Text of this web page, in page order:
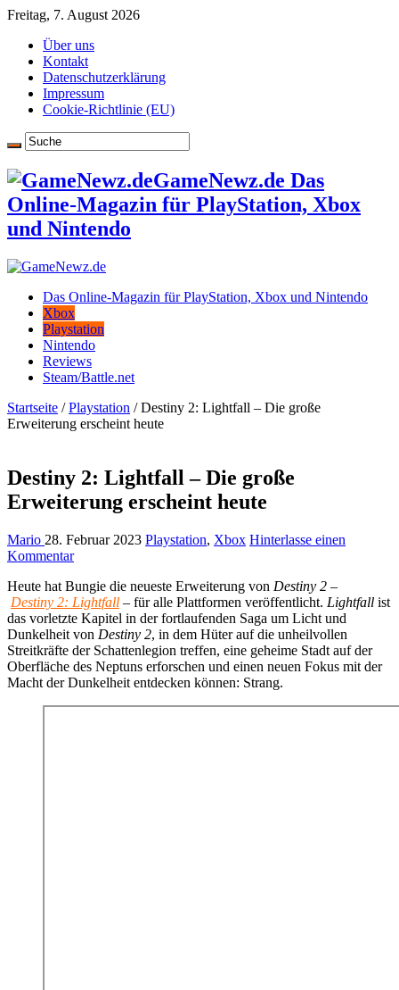
Freitag, 7. August 2026
Über uns
Kontakt
Datenschutzerklärung
Impressum
Cookie-Richtlinie (EU)
GameNewz.de Das
Online-Magazin für PlayStation, Xbox
und Nintendo
Das Online-Magazin für PlayStation, Xbox und Nintendo
Xbox
Playstation
Nintendo
Reviews
Steam/Battle.net
Startseite / Playstation / Destiny 2: Lightfall – Die große
Erweiterung erscheint heute
Destiny 2: Lightfall – Die große
Erweiterung erscheint heute
Mario 28. Februar 2023 Playstation, Xbox Hinterlasse einen
Kommentar
Heute hat Bungie die neueste Erweiterung von Destiny 2 –
Destiny 2: Lightfall – für alle Plattformen veröffentlicht. Lightfall ist
das vorletzte Kapitel in der fortlaufenden Saga um Licht und
Dunkelheit von Destiny 2, in dem Hüter auf die unheilvollen
Streitkräfte der Schattenlegion treffen, eine geheime Stadt auf der
Oberfläche des Neptuns erforschen und einen neuen Fokus mit der
Macht der Dunkelheit entdecken können: Strang.